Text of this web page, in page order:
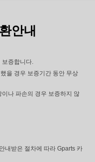
안내
보증합니다.
을 경우 보증기간 동안 무상
나 파손의 경우 보증하지 않
내받은 절차에 따라 Gparts 카